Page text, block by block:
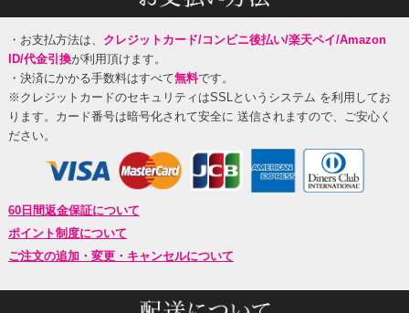
・お支払方法は、 クレジットカード/コンビニ後払い/楽天ペイ/Amazon
ID/代金引換が利用頂けます。
・決済にかかる手数料はすべて無料です。
※クレジットカードのセキュリティはSSLというシステム を利用してお
ります。カード番号は暗号化されて安全に 送信されますので、ご安心く
ださい。
60日間返金保証について
ポイント制度について
ご注文の追加・変更・キャンセルについて